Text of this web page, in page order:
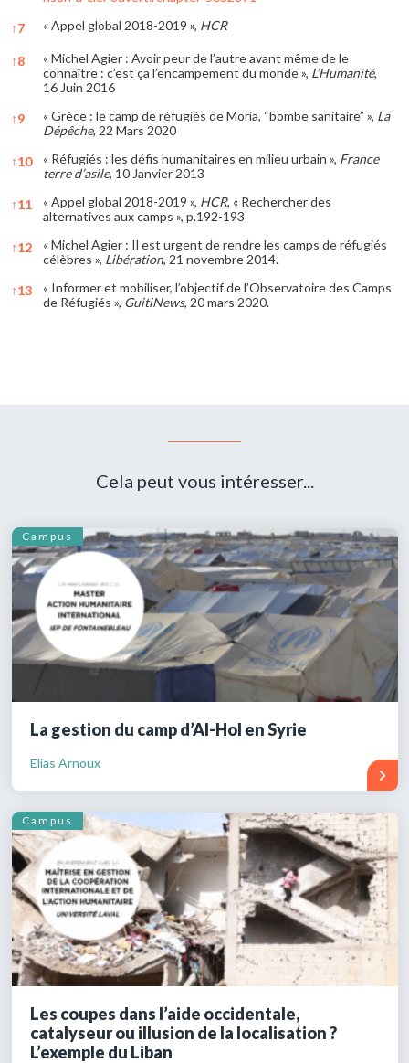
↑7 « Appel global 2018-2019 », HCR
↑8
« Michel Agier : Avoir peur de l’autre avant même de le
connaître : c’est ça l’encampement du monde », L’Humanité,
16 Juin 2016
↑9 « Grèce : le camp de réfugiés de Moria, “bombe sanitaire” », La
Dépêche, 22 Mars 2020
↑10 « Réfugiés : les défis humanitaires en milieu urbain », France
terre d’asile, 10 Janvier 2013
↑11 « Appel global 2018-2019 », HCR, « Rechercher des
alternatives aux camps », p.192-193
↑12
« Michel Agier : Il est urgent de rendre les camps de réfugiés
célèbres », Libération, 21 novembre 2014.
↑13
« Informer et mobiliser, l’objectif de l’Observatoire des Camps
de Réfugiés », GuitiNews, 20 mars 2020.
Cela peut vous intéresser...
Campus
La gestion du camp d’Al-Hol en Syrie
Elias Arnoux
Campus
Les coupes dans l’aide occidentale,
catalyseur ou illusion de la localisation ?
L’exemple du Liban